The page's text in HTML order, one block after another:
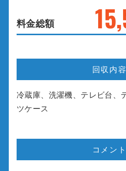
料金総額
回収内容
冷蔵庫、洗濯機、テレビ台、
ツケース
コメント